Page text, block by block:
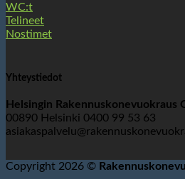
WC:t
Telineet
Nostimet
Yhteystiedot
Helsingin Rakennuskonevuokraus
00890 Helsinki 0400 99 53 63
Copyright 2026 ©